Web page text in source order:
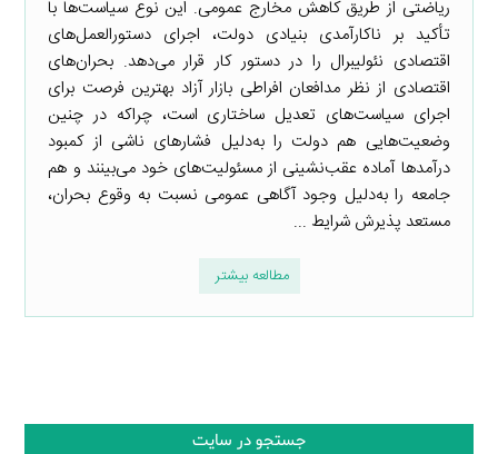
ریاضتی از طریق کاهش مخارج عمومی. این نوع سیاست‌ها با
تأکید بر ناکارآمدی بنیادی دولت، اجرای دستورالعمل‌های
اقتصادی نئولیبرال را در دستور کار قرار می‌دهد. بحران‌های
اقتصادی از نظر مدافعان افراطی بازار آزاد بهترین فرصت برای
اجرای سیاست‌های تعدیل ساختاری است، چراکه در چنین
وضعیت‌هایی هم دولت را به‌دلیل فشارهای ناشی از کمبود
درآمدها آماده عقب‌نشینی از مسئولیت‌های خود می‌بینند و هم
جامعه را به‌دلیل وجود آگاهی عمومی نسبت به وقوع بحران،
مستعد پذیرش شرایط ...
مطالعه بیشتر
جستجو در سایت